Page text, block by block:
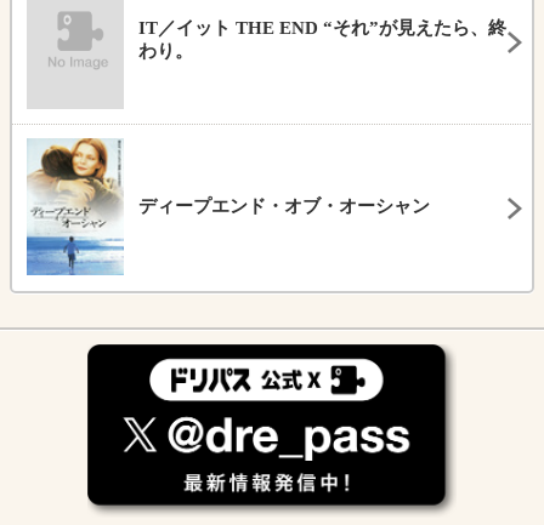
IT／イット THE END “それ”が見えたら、終
わり。
ディープエンド・オブ・オーシャン